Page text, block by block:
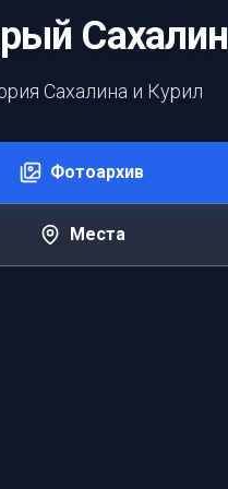
Сахалин
Сахалина и Курил
Фотоархив
Места